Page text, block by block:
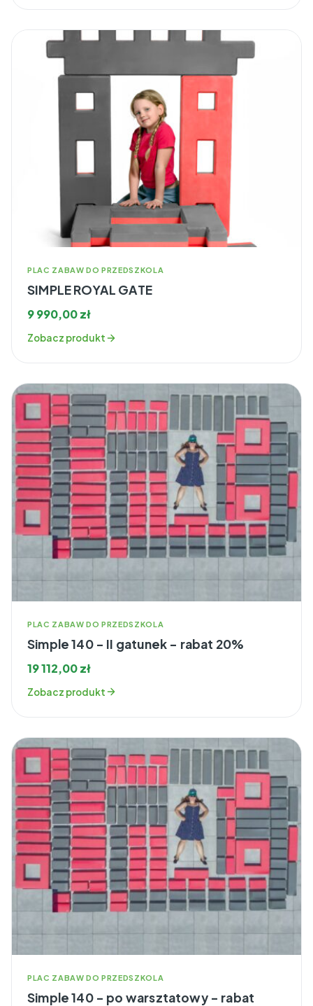
PLAC ZABAW DO PRZEDSZKOLA
SIMPLE ROYAL GATE
9 990,00zł
Zobacz produkt
PLAC ZABAW DO PRZEDSZKOLA
Simple 140 – II gatunek – rabat 20%
19 112,00zł
Zobacz produkt
PLAC ZABAW DO PRZEDSZKOLA
Simple 140 – po warsztatowy – rabat